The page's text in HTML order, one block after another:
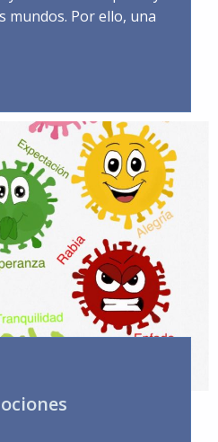
mundos. Por ello, una